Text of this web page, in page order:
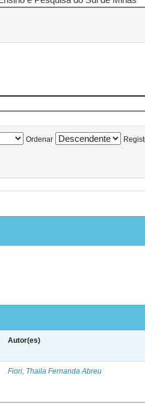
Ordenar
Autor(es)
Fiori, Thaila Fernanda Abreu